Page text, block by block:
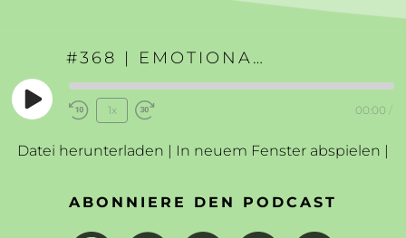
#368 | EMOTIONALE AUTORITÄT: SO ENTSCHEIDE ICH
Play
EpisodeRewind
Seconds
1x
30
00:00 /
Datei herunterladen | In neuem Fenster abspielen |
ABONNIERE DEN PODCAST